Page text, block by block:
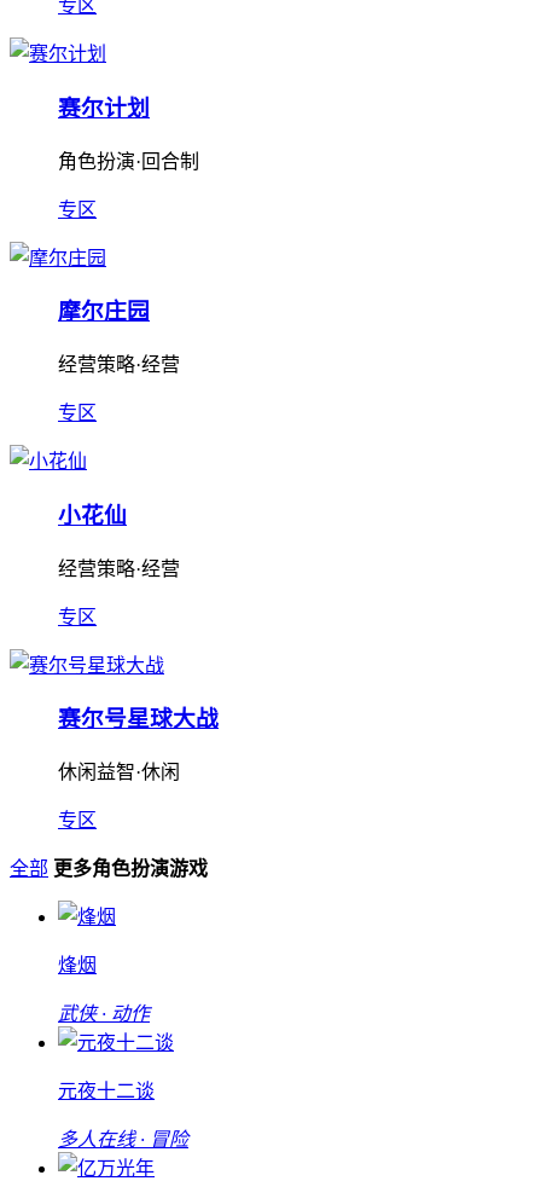
专区
赛尔计划
角色扮演·回合制
专区
摩尔庄园
经营策略·经营
专区
小花仙
经营策略·经营
专区
赛尔号星球大战
休闲益智·休闲
专区
全部 更多角色扮演游戏
烽烟
武侠 · 动作
元夜十二谈
多人在线 · 冒险